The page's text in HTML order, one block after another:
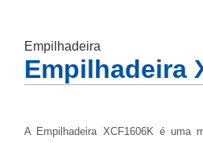
Empilhadeira
Empilhadeira
A Empilhadeira XCF1606K é uma